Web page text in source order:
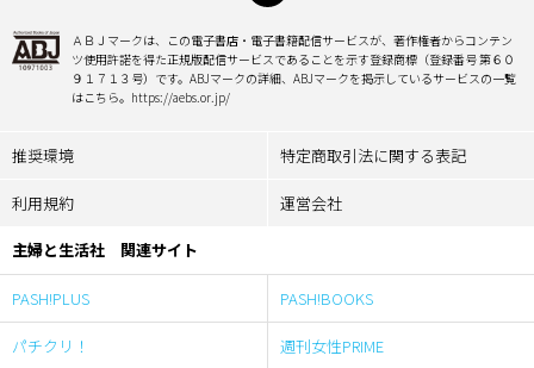
ＡＢＪマークは、この電子書店・電子書籍配信サービスが、著作権者からコンテン
ツ使用許諾を得た正規版配信サービスであることを示す登録商標（登録番号 第６０
９１７１３号）です。ABJマークの詳細、ABJマークを掲示しているサービスの一覧
はこちら。https://aebs.or.jp/
推奨環境 特定商取引法に関する表記
利用規約 運営会社
主婦と生活社 関連サイト
PASH!PLUS PASH!BOOKS
パチクリ！ 週刊女性PRIME